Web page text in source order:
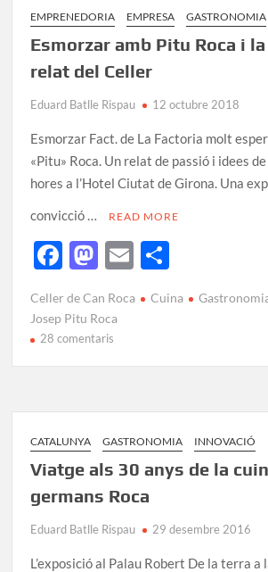
EMPRENEDORIA EMPRESA GASTRONOMIA
Esmorzar amb Pitu Roca i
relat del Celler
Eduard Batlle Rispau 12 octubre 2018
Esmorzar Fact. de La Factoria molt
«Pitu» Roca. Un relat de passió i idees
hores a l’Hotel Ciutat de Girona. Una
convicció …
READ MORE
F
e
b
o
M
to
d
o
E
ail m
ar
Celler de Can Roca Cuina
Josep Pitu Roca
28 comentaris
CATALUNYA GASTRONOMIA INNOVACIÓ
Viatge als 30 anys de la
germans Roca
Eduard Batlle Rispau 29 desembre 2016
L’exposició al Palau Robert De la terra a